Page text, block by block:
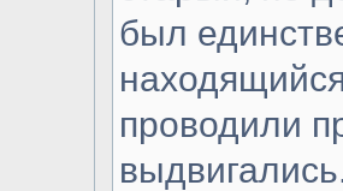
был
проводили